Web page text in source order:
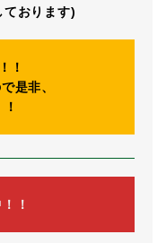
ております)
！
是非、
！